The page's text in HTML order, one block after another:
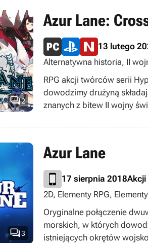
2
Azur Lane:
13 lutego
Alternatywna historia, II
TPP, TPS
RPG akcji twórców serii
dowodzimy drużyną
znanych z bitew II wojny
3
Azur Lane
17 sierpnia 2018Akcji
2D, Elementy RPG,
za darmo
Oryginalne połączenie
morskich, w których
istniejących okrętów